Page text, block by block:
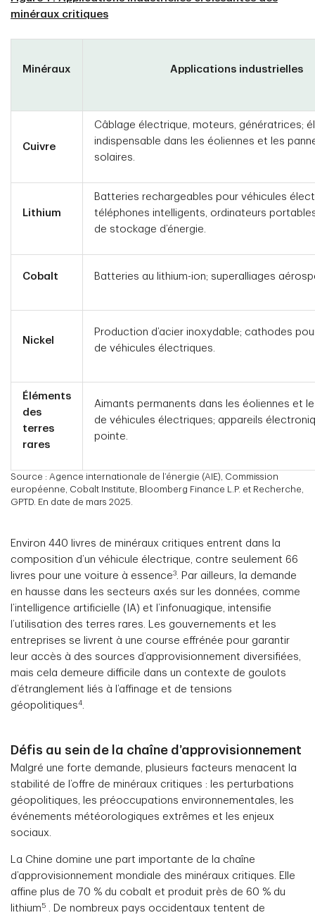
minéraux critiques
Minéraux Applications industrielles
Cuivre
Câblage électrique, moteurs, génératrices;
indispensable dans les éoliennes et les
solaires.
Lithium
Batteries rechargeables pour véhicules
téléphones intelligents, ordinateurs
de stockage d’énergie.
Cobalt Batteries au lithium-ion; superalliages
Nickel
Production d’acier inoxydable; cathodes
de véhicules électriques.
Éléments
des
terres
rares
Aimants permanents dans les éoliennes et
de véhicules électriques; appareils
pointe.
Source : Agence internationale de l’énergie (AIE), Commission
européenne, Cobalt Institute, Bloomberg Finance L.P. et Recherche,
GPTD. En date de mars 2025.
Environ 440 livres de minéraux critiques entrent dans la
composition d’un véhicule électrique, contre seulement 66
livres pour une voiture à essence3. Par ailleurs, la demande
en hausse dans les secteurs axés sur les données, comme
l’intelligence artificielle (IA) et l’infonuagique, intensifie
l’utilisation des terres rares. Les gouvernements et les
entreprises se livrent à une course effrénée pour garantir
leur accès à des sources d’approvisionnement diversifiées,
mais cela demeure difficile dans un contexte de goulots
d’étranglement liés à l’affinage et de tensions
géopolitiques4.
Défis au sein de la chaîne d’approvisionnement
Malgré une forte demande, plusieurs facteurs menacent la
stabilité de l’offre de minéraux critiques : les perturbations
géopolitiques, les préoccupations environnementales, les
événements météorologiques extrêmes et les enjeux
sociaux.
La Chine domine une part importante de la chaîne
d’approvisionnement mondiale des minéraux critiques. Elle
affine plus de 70 % du cobalt et produit près de 60 % du
lithium5 . De nombreux pays occidentaux tentent de